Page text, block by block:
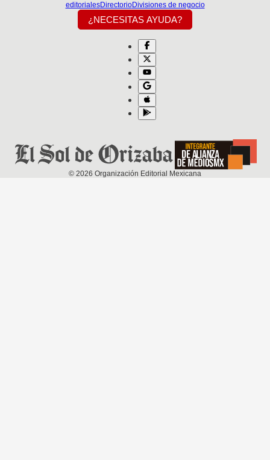
editorialesDirectorioDivisiones de negocio
¿NECESITAS AYUDA?
© 2026 Organización Editorial Mexicana